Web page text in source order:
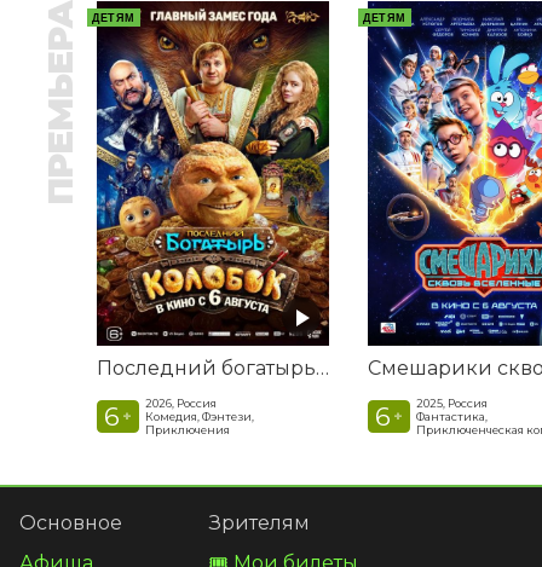
ПРЕМЬЕРА ДЕТЯМ
Последний богатырь. Колобок
6 +
2026, Россия
Комедия, Фэнтези,
Приключения
ДЕТЯМ
6 +
2025, Россия
Фантастика,
Приключенческая
Основное
Зрителям